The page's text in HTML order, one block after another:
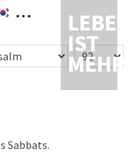
LEBEN
IST
MEHR
Sabbats.